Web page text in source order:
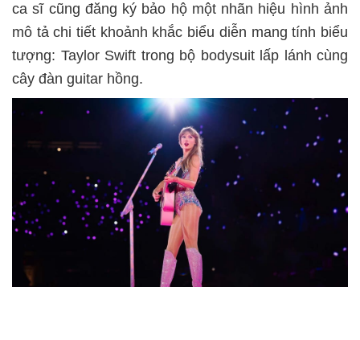
ca sĩ cũng đăng ký bảo hộ một nhãn hiệu hình ảnh
mô tả chi tiết khoảnh khắc biểu diễn mang tính biểu
tượng: Taylor Swift trong bộ bodysuit lấp lánh cùng
cây đàn guitar hồng.